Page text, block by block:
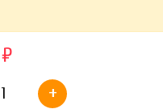
ОТПРАВИТЬ
данные не будут переданы
₽
+